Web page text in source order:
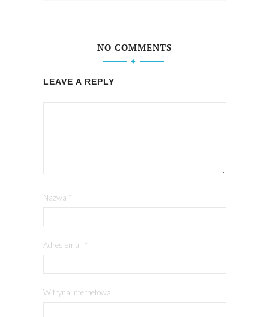
NO COMMENTS
LEAVE A REPLY
Nazwa *
Adres email *
Witryna internetowa